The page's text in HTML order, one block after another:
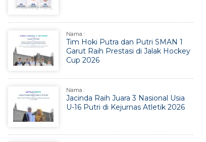
Nama :
Tim Hoki Putra dan Putri SMAN 1
Garut Raih Prestasi di Jalak Hockey
Cup 2026
Nama :
Jacinda Raih Juara 3 Nasional Usia
U-16 Putri di Kejurnas Atletik 2026